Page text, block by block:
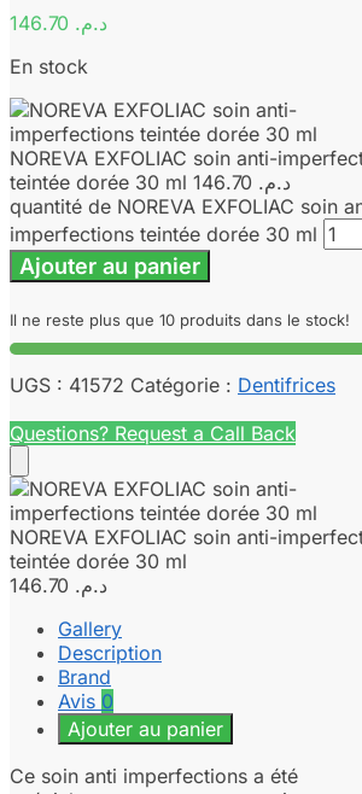
د.م.
En stock
NOREVA EXFOLIAC soin anti-
teintée dorée 30 ml
د.م.
quantité de NOREVA EXFOLIAC soin
imperfections teintée dorée 30 ml
Ajouter au panier
Il ne reste plus que 10 produits dans le stock!
UGS : 41572 Catégorie : Dentifrices
Questions? Request a Call Back
NOREVA EXFOLIAC soin anti-
teintée dorée 30 ml
د.م.
Gallery
Description
Brand
Avis 0
Ajouter au panier
Ce soin anti imperfections a été